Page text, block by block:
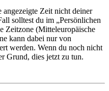
Zeit nicht deiner
solltest du im „Persönlichen
Zeitzone (Mitteleuropäische
kann dabei nur von
werden. Wenn du noch nicht
Grund, dies jetzt zu tun.